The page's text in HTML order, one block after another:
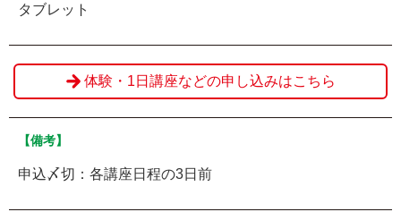
タブレット
体験・1日講座などの申し込みはこちら
【備考】
申込〆切：各講座日程の3日前